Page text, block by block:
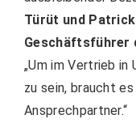
Türüt und
Geschäftsführer
„Um im Vertrieb
zu sein, braucht
Ansprechpartner.“